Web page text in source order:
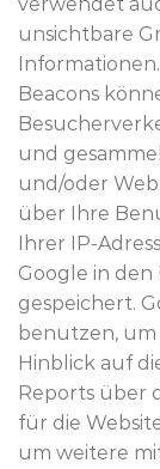
unsichtbare
Beacons
und
und/oder
über Ihre
Ihrer IP-
Google in
gespeichert.
benutzen,
Hinblick auf
Reports über
für die
um weitere